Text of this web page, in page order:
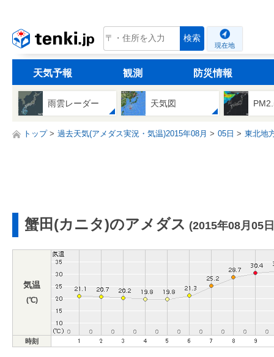
tenki.jp 検索
現在地
天気予報 観測 防災情報
雨雲レーダー 天気図
トップ 過去天気(アメダス実況・気温)2015年08月 05日 東北地
蟹田(カニタ)のアメダス (2015年08月05
気温
(℃)
時刻